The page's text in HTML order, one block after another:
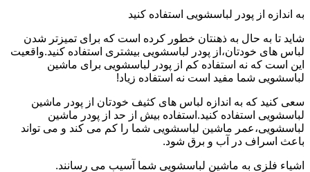
به اندازه از پودر لباسشویی استفاده کنید
شاید تا به حال به ذهنتان خطور کرده است که برای تمیزتر شدن
لباس های خودتان،از پودر لباسشویی بیشتری استفاده کنید.واقعیت
این است که نه استفاده کم از پودر لباسشویی برای ماشین
لباسشویی شما مفید است نه استفاده زیاد!
سعی کنید که به اندازه لباس های کثیف خودتان از پودر ماشین
لباسشویی استفاده کنید.استفاده بیش از حد از پودر ماشین
لباسشویی،عمر ماشین لباسشویی شما را کم می کند و می تواند
باعث اسراف در آب و برق شود.
اشیاء فلزی به ماشین لباسشویی شما آسیب می رسانند.